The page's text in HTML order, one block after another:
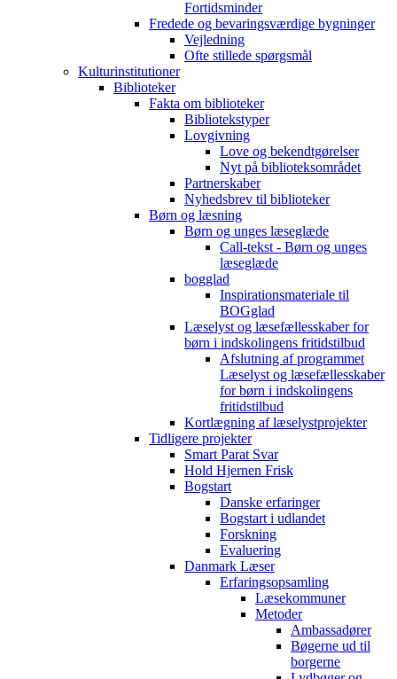
Fortidsminder
Fredede og bevaringsværdige bygninger
Vejledning
Ofte stillede spørgsmål
Kulturinstitutioner
Biblioteker
Fakta om biblioteker
Bibliotekstyper
Lovgivning
Love og bekendtgørelser
Nyt på biblioteksområdet
Partnerskaber
Nyhedsbrev til biblioteker
Børn og læsning
Børn og unges læseglæde
Call-tekst - Børn og unges
læseglæde
bogglad
Inspirationsmateriale til
BOGglad
Læselyst og læsefællesskaber for
børn i indskolingens fritidstilbud
Afslutning af programmet
Læselyst og læsefællesskaber
for børn i indskolingens
fritidstilbud
Kortlægning af læselystprojekter
Tidligere projekter
Smart Parat Svar
Hold Hjernen Frisk
Bogstart
Danske erfaringer
Bogstart i udlandet
Forskning
Evaluering
Danmark Læser
Erfaringsopsamling
Læsekommuner
Metoder
Ambassadører
Bøgerne ud til
borgerne